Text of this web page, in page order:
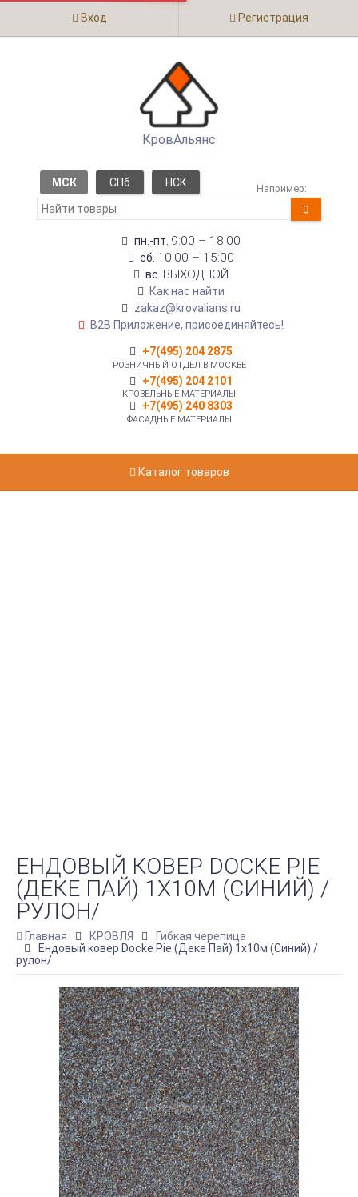
Вход Регистрация
КровАльянс
МСК СПб НСК Например:
пн.-пт. 9:00 – 18:00
сб. 10:00 – 15:00
вс. ВЫХОДНОЙ
Как нас найти
zakaz@krovalians.ru
B2B Приложение, присоединяйтесь!
+7(495) 204 2875
РОЗНИЧНЫЙ ОТДЕЛ В МОСКВЕ
+7(495) 204 2101
КРОВЕЛЬНЫЕ МАТЕРИАЛЫ
+7(495) 240 8303
ФАСАДНЫЕ МАТЕРИАЛЫ
Каталог товаров
ЕНДОВЫЙ КОВЕР DOCKE PIE
(ДЕКЕ ПАЙ) 1Х10М (СИНИЙ) /
РУЛОН/
Главная КРОВЛЯ
Гибкая черепица
Ендовый ковер Docke Pie (Деке Пай) 1х10м (Синий) /
рулон/